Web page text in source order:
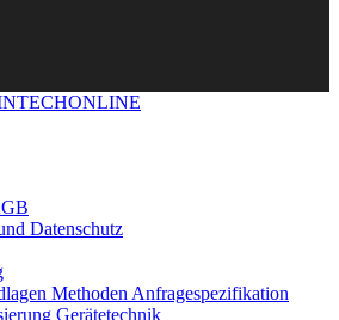
Datenschutz
Methoden Anfragespezifikation
Gerätetechnik